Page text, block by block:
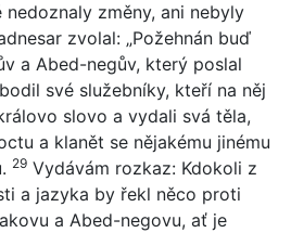
nedoznaly změny, ani nebyly
zvolal: „Požehnán buď
a Abed-negův, který poslal
své služebníky, kteří na něj
slovo a vydali svá těla,
a klanět se nějakému jinému
29 Vydávám rozkaz: Kdokoli z
a jazyka by řekl něco proti
a Abed-negovu, ať je